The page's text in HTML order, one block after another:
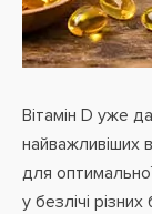
Вітамін D уже
найважливіших
для
у безлічі